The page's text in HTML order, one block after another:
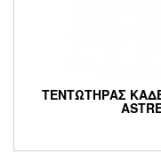
ΤΕΝΤΩΤΗΡΑΣ